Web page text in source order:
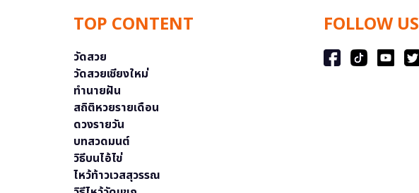
TOP CONTENT
วัดสวย
วัดสวยเชียงใหม่
ทำนายฝัน
สถิติหวยรายเดือน
ดวงรายวัน
บทสวดมนต์
วิธีบนไอ้ไข่
ไหว้ท้าวเวสสุวรรณ
FOLLOW US